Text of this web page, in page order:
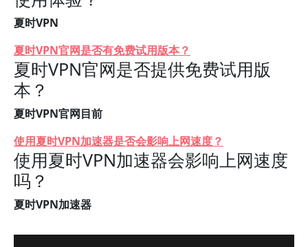
夏时VPN
夏时VPN官网是否有免费试用版本？
夏时VPN官网是否提供免费试用版
本？
夏时VPN官网目前
使用夏时VPN加速器是否会影响上网速度？
使用夏时VPN加速器会影响上网速度
吗？
夏时VPN加速器